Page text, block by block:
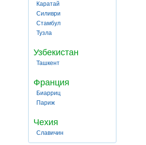
Каратай
Силиври
Стамбул
Тузла
Узбекистан
Ташкент
Франция
Биарриц
Париж
Чехия
Славичин